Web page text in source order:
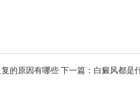
的原因有哪些 下一篇： 白癜风都是